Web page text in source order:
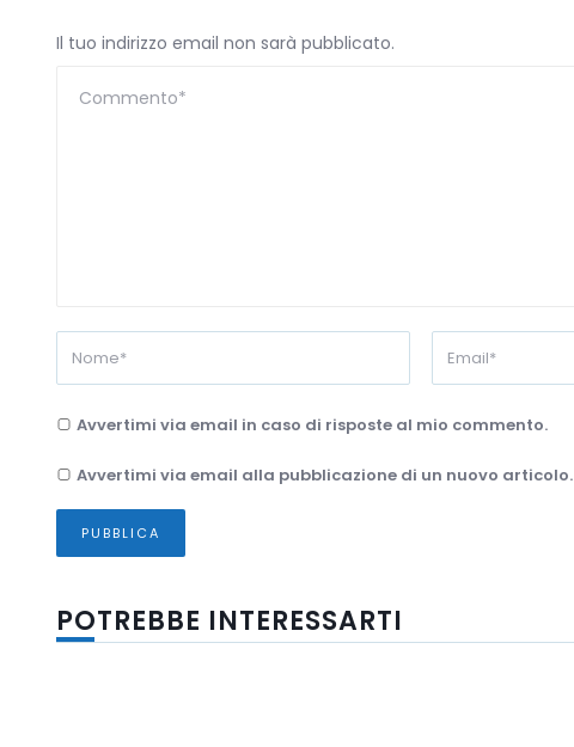
Il tuo indirizzo email non sarà pubblicato.
Avvertimi via email in caso di risposte al mio commento.
Avvertimi via email alla pubblicazione di un nuovo articolo.
POTREBBE INTERESSARTI